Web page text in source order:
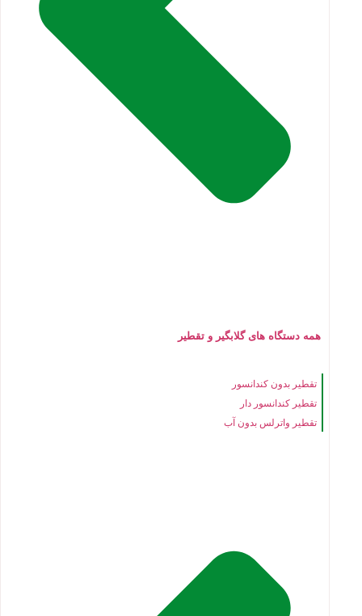
همه دستگاه های گلابگیر و تقطیر
تقطیر بدون کندانسور
تقطیر کندانسور دار
تقطیر واترلس بدون آب